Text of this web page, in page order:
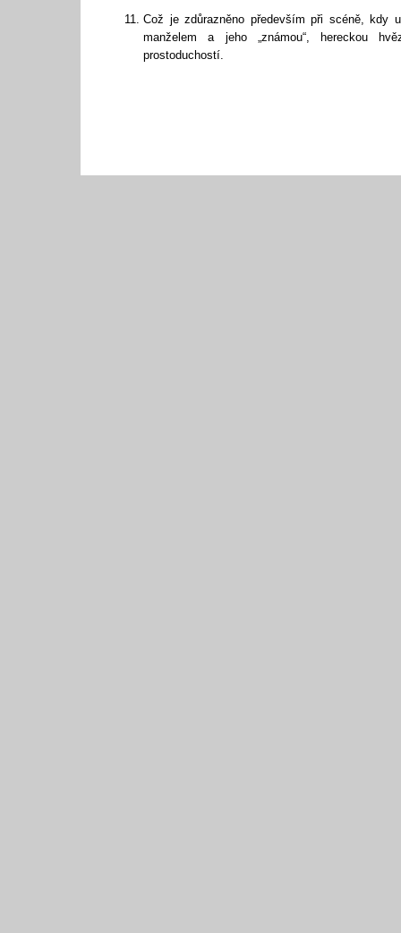
Což je zdůrazněno především při scéně, kdy
manželem a jeho „známou“, hereckou
prostoduchostí.